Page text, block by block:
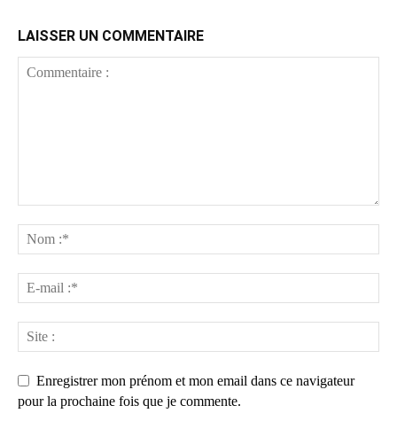
LAISSER UN COMMENTAIRE
Enregistrer mon prénom et mon email dans ce navigateur
pour la prochaine fois que je commente.